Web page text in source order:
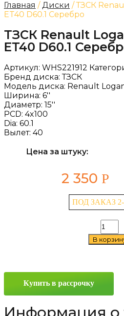
Главная /Диски / ТЗСК
ET40 D60.1 Серебро
ТЗСК Renault
ET40 D60.1
Артикул: WHS221912
Бренд диска:ТЗСК
Модель диска: Renault
Ширина: 6''
Диаметр: 15''
PCD: 4x100
Dia: 60.1
Вылет: 40
Цена за штуку:
2 350 Р
ПОД ЗАКАЗ
товара
ТЗСК
4x100
D60.1
В
Купить в рассрочку
Информация о